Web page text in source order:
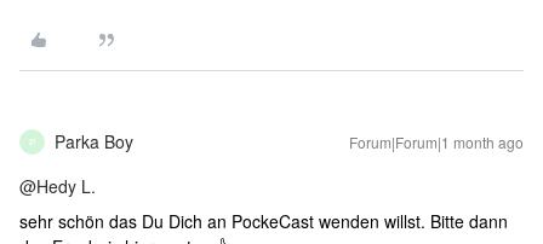
P Parka Boy Forum|Forum|1 month ago
@Hedy L.
sehr schön das Du Dich an PockeCast wenden willst. Bitte dann